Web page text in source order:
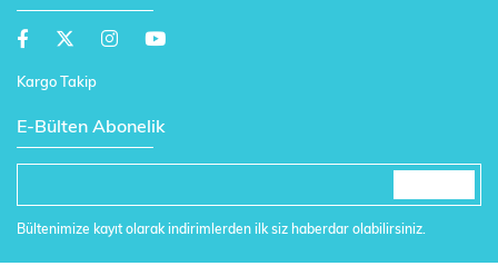
Kargo Takip
E-Bülten Abonelik
Bültenimize kayıt olarak indirimlerden ilk siz haberdar olabilirsiniz.